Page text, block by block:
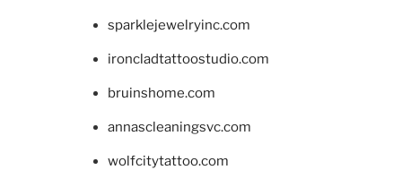
sparklejewelryinc.com
ironcladtattoostudio.com
bruinshome.com
annascleaningsvc.com
wolfcitytattoo.com